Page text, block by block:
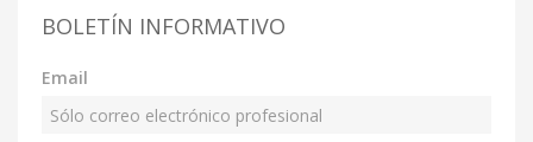
BOLETÍN INFORMATIVO
Email